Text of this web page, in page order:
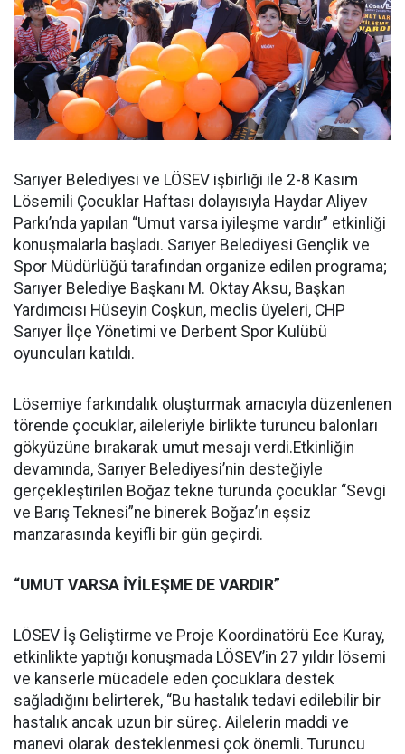
Sarıyer Belediyesi ve LÖSEV işbirliği ile 2-8 Kasım
Lösemili Çocuklar Haftası dolayısıyla Haydar Aliyev
Parkı’nda yapılan “Umut varsa iyileşme vardır” etkinliği
konuşmalarla başladı. Sarıyer Belediyesi Gençlik ve
Spor Müdürlüğü tarafından organize edilen programa;
Sarıyer Belediye Başkanı M. Oktay Aksu, Başkan
Yardımcısı Hüseyin Coşkun, meclis üyeleri, CHP
Sarıyer İlçe Yönetimi ve Derbent Spor Kulübü
oyuncuları katıldı.
Lösemiye farkındalık oluşturmak amacıyla düzenlenen
törende çocuklar, aileleriyle birlikte turuncu balonları
gökyüzüne bırakarak umut mesajı verdi.Etkinliğin
devamında, Sarıyer Belediyesi’nin desteğiyle
gerçekleştirilen Boğaz tekne turunda çocuklar “Sevgi
ve Barış Teknesi”ne binerek Boğaz’ın eşsiz
manzarasında keyifli bir gün geçirdi.
“UMUT VARSA İYİLEŞME DE VARDIR”
LÖSEV İş Geliştirme ve Proje Koordinatörü Ece Kuray,
etkinlikte yaptığı konuşmada LÖSEV’in 27 yıldır lösemi
ve kanserle mücadele eden çocuklara destek
sağladığını belirterek, “Bu hastalık tedavi edilebilir bir
hastalık ancak uzun bir süreç. Ailelerin maddi ve
manevi olarak desteklenmesi çok önemli. Turuncu